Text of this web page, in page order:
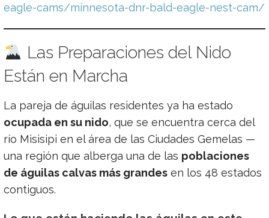
eagle-cams/minnesota-dnr-bald-eagle-nest-cam/
Las Preparaciones del Nido
Están en Marcha
La pareja de águilas residentes ya ha estado
ocupada en su nido, que se encuentra cerca del
río Misisipi en el área de las Ciudades Gemelas —
una región que alberga una de las poblaciones
de águilas calvas más grandes en los 48 estados
contiguos.